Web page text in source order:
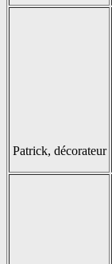
Patrick, décorateur